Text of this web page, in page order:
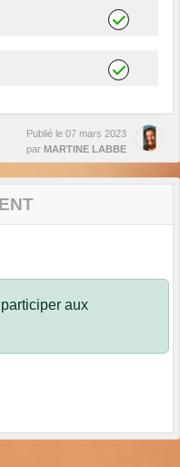
Publié le 07 mars 2023
par MARTINE LABBE
aux